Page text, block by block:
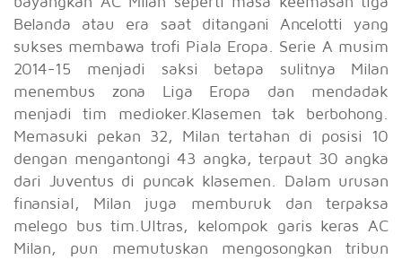
Belanda atau era saat ditangani Ancelotti yang
sukses membawa trofi Piala Eropa. Serie A musim
2014-15 menjadi saksi betapa sulitnya Milan
menembus zona Liga Eropa dan mendadak
menjadi tim medioker.Klasemen tak berbohong.
Memasuki pekan 32, Milan tertahan di posisi 10
dengan mengantongi 43 angka, terpaut 30 angka
dari Juventus di puncak klasemen. Dalam urusan
finansial, Milan juga memburuk dan terpaksa
melego bus tim.Ultras, kelompok garis keras AC
Milan, pun memutuskan mengosongkan tribun